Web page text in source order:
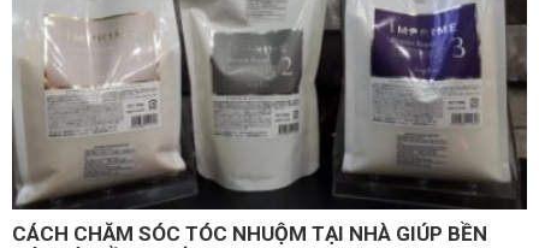
CÁCH CHĂM SÓC TÓC NHUỘM TẠI NHÀ GIÚP BỀN